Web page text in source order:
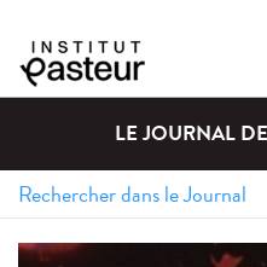
LE JOURNAL